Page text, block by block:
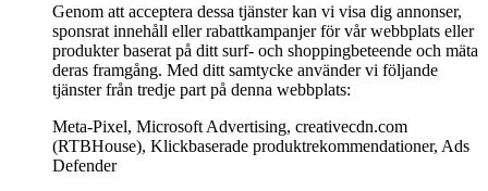
Genom att acceptera dessa tjänster kan vi visa dig annonser,
sponsrat innehåll eller rabattkampanjer för vår webbplats eller
produkter baserat på ditt surf- och shoppingbeteende och mäta
deras framgång. Med ditt samtycke använder vi följande
tjänster från tredje part på denna webbplats:
Meta-Pixel, Microsoft Advertising, creativecdn.com
(RTBHouse), Klickbaserade produktrekommendationer, Ads
Defender